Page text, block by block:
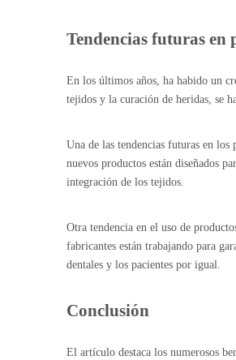
Tendencias futuras en
En los últimos años, ha habido un
tejidos y la curación de heridas, se
Una de las tendencias futuras en los
nuevos productos están diseñados
integración de los tejidos.
Otra tendencia en el uso de
fabricantes están trabajando para
dentales y los pacientes por igual.
Conclusión
El artículo destaca los numerosos